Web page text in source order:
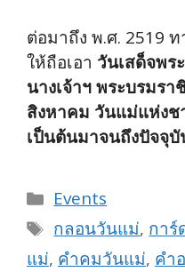
ต่อมาถึง พ.ศ. 2519
ให้ถือเอา วันเสด็จพร
นางเจ้าฯ พระบรมร
สิงหาคม วันแม่แห่งช
เป็นต้นมาจนถึงปัจจุบั
Categories
Events
Tags
กลอนวันแม่, การ์
แม่, คำคมวันแม่, คำ